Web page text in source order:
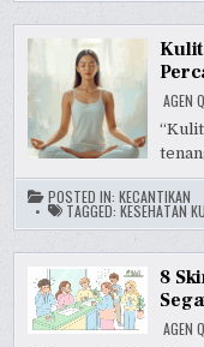
Kulit
AGEN Q
POSTED IN:KECANTIKAN
TAGGED:KESEHATAN
8
AGEN Q